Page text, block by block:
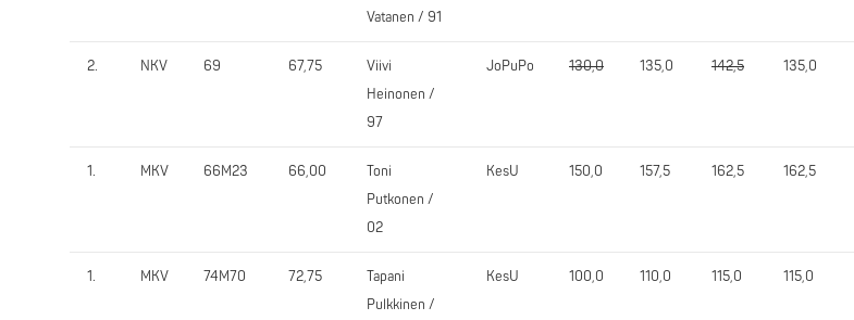
Vatanen / 91
2. NKV 69 67,75
Viivi
Heinonen /
97
JoPuPo 130,0 135,0 142,5 135,0
1. MKV 66M23 66,00
Toni
Putkonen /
02
KesU 150,0 157,5 162,5 162,5
1. MKV 74M70 72,75
Tapani
Pulkkinen /
KesU 100,0 110,0 115,0 115,0